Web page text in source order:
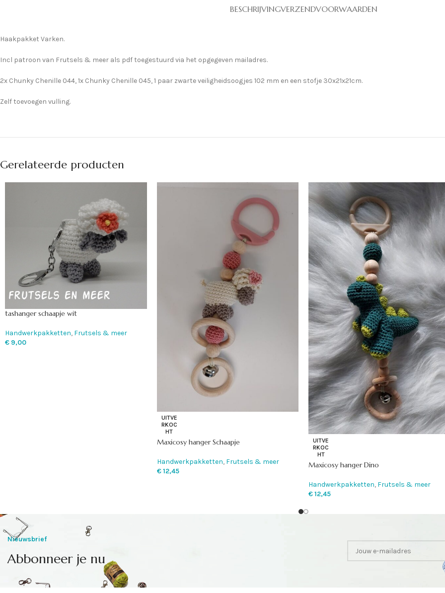
BESCHRIJVINGVERZENDVOORWAARDEN
Haakpakket Varken.
Incl patroon van Frutsels & meer als pdf toegestuurd via het opgegeven mailadres.
2x Chunky Chenille 044, 1x Chunky Chenille 045, 1 paar zwarte veiligheidsoogjes 102 mm en een stofje 30x21x21cm.
Zelf toevoegen vulling.
Gerelateerde producten
tashanger schaapje wit
Handwerkpakketten, Frutsels & meer
€ 9,00
UITVE
RKOC
HT
Maxicosy hanger Schaapje
Handwerkpakketten, Frutsels & meer
€12,45
UITVE
RKOC
HT
Maxicosy hanger Dino
Handwerkpakketten, Frutsels & meer
€12,45
Nieuwsbrief
Abbonneer je nu